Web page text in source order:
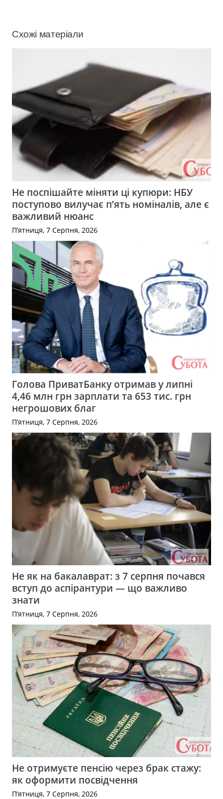
Схожі матеріали
Не поспішайте міняти ці купюри: НБУ
поступово вилучає п’ять номіналів, але є
важливий нюанс
П’ятниця, 7 Серпня, 2026
Голова ПриватБанку отримав у липні
4,46 млн грн зарплати та 653 тис. грн
негрошових благ
П’ятниця, 7 Серпня, 2026
Не як на бакалаврат: з 7 серпня почався
вступ до аспірантури — що важливо
знати
П’ятниця, 7 Серпня, 2026
Не отримуєте пенсію через брак стажу:
як оформити посвідчення
П’ятниця, 7 Серпня, 2026